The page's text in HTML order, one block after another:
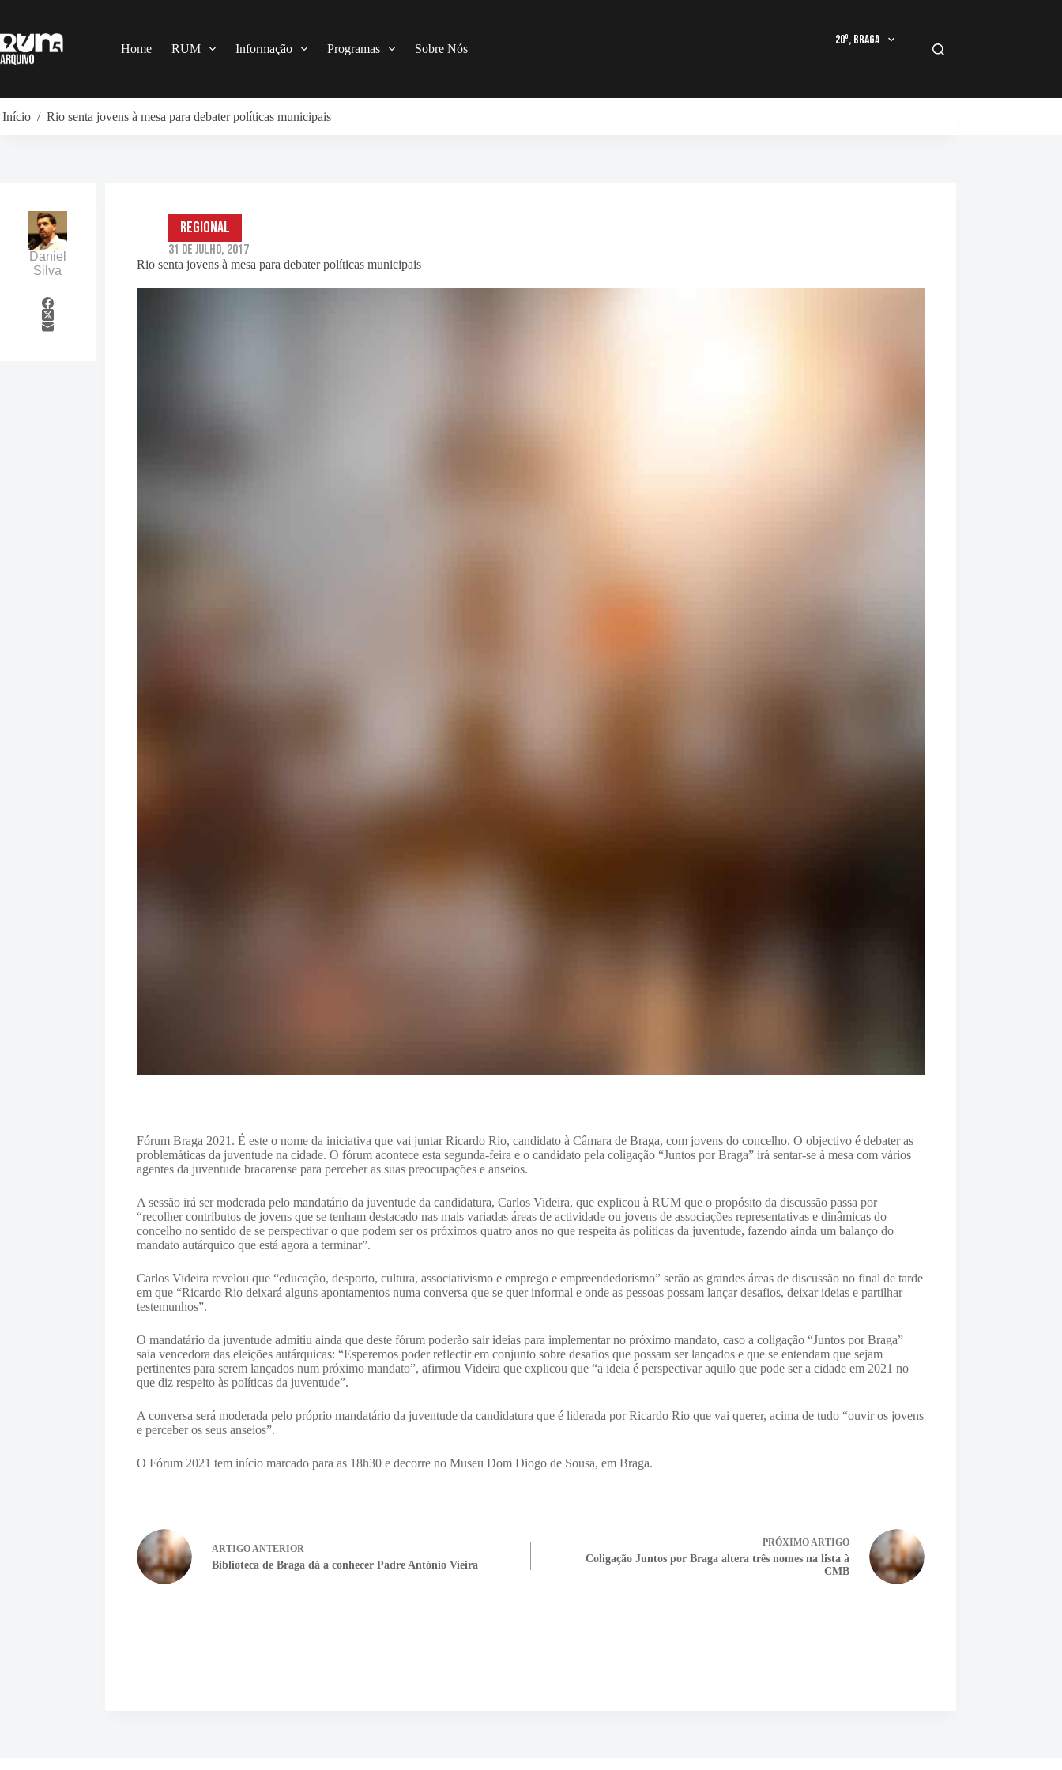
o
conteúdo
Home RUM Informação Programas Sobre Nós
20º, Braga
Início / Rio senta jovens à mesa para debater políticas municipais
Rio senta jovens à mesa para debater políticas municipais
Regional
31 de Julho, 2017
Fórum Braga 2021. É este o nome da iniciativa que vai juntar Ricardo Rio, candidato à Câmara de Braga, com jovens do concelho. O objectivo é debater as
problemáticas da juventude na cidade. O fórum acontece esta segunda-feira e o candidato pela coligação “Juntos por Braga” irá sentar-se à mesa com vários
agentes da juventude bracarense para perceber as suas preocupações e anseios.
A sessão irá ser moderada pelo mandatário da juventude da candidatura, Carlos Videira, que explicou à RUM que o propósito da discussão passa por
“recolher contributos de jovens que se tenham destacado nas mais variadas áreas de actividade ou jovens de associações representativas e dinâmicas do
concelho no sentido de se perspectivar o que podem ser os próximos quatro anos no que respeita às políticas da juventude, fazendo ainda um balanço do
mandato autárquico que está agora a terminar”.
Carlos Videira revelou que “educação, desporto, cultura, associativismo e emprego e empreendedorismo” serão as grandes áreas de discussão no final de tarde
em que “Ricardo Rio deixará alguns apontamentos numa conversa que se quer informal e onde as pessoas possam lançar desafios, deixar ideias e partilhar
testemunhos”.
O mandatário da juventude admitiu ainda que deste fórum poderão sair ideias para implementar no próximo mandato, caso a coligação “Juntos por Braga”
saia vencedora das eleições autárquicas: “Esperemos poder reflectir em conjunto sobre desafios que possam ser lançados e que se entendam que sejam
pertinentes para serem lançados num próximo mandato”, afirmou Videira que explicou que “a ideia é perspectivar aquilo que pode ser a cidade em 2021 no
que diz respeito às políticas da juventude”.
A conversa será moderada pelo próprio mandatário da juventude da candidatura que é liderada por Ricardo Rio que vai querer, acima de tudo “ouvir os jovens
e perceber os seus anseios”.
O Fórum 2021 tem início marcado para as 18h30 e decorre no Museu Dom Diogo de Sousa, em Braga.
ARTIGOANTERIOR
Biblioteca de Braga dá a conhecer Padre António Vieira
PRÓXIMOARTIGO
Coligação Juntos por Braga altera três nomes na lista à
CMB
Daniel
Silva